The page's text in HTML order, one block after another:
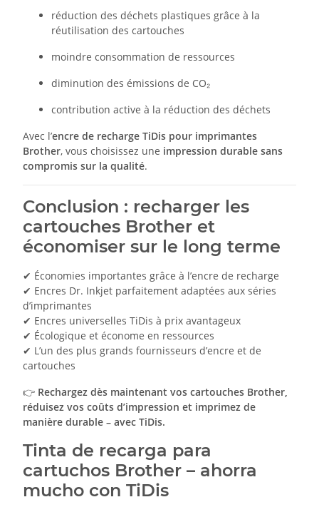
réduction des déchets plastiques grâce à la
réutilisation des cartouches
moindre consommation de ressources
diminution des émissions de CO₂
contribution active à la réduction des déchets
Avec l’encre de recharge TiDis pour imprimantes
Brother, vous choisissez une impression durable sans
compromis sur la qualité.
Conclusion : recharger les
cartouches Brother et
économiser sur le long terme
✔ Économies importantes grâce à l’encre de recharge
✔ Encres Dr. Inkjet parfaitement adaptées aux séries
d’imprimantes
✔ Encres universelles TiDis à prix avantageux
✔ Écologique et économe en ressources
✔ L’un des plus grands fournisseurs d’encre et de
cartouches
👉 Rechargez dès maintenant vos cartouches Brother,
réduisez vos coûts d’impression et imprimez de
manière durable – avec TiDis.
Tinta de recarga para
cartuchos Brother – ahorra
mucho con TiDis